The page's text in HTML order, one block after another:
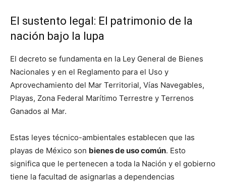
El sustento legal: El patrimonio de la
nación bajo la lupa
El decreto se fundamenta en la Ley General de Bienes
Nacionales y en el Reglamento para el Uso y
Aprovechamiento del Mar Territorial, Vías Navegables,
Playas, Zona Federal Marítimo Terrestre y Terrenos
Ganados al Mar.
Estas leyes técnico-ambientales establecen que las
playas de México son bienes de uso común. Esto
significa que le pertenecen a toda la Nación y el gobierno
tiene la facultad de asignarlas a dependencias